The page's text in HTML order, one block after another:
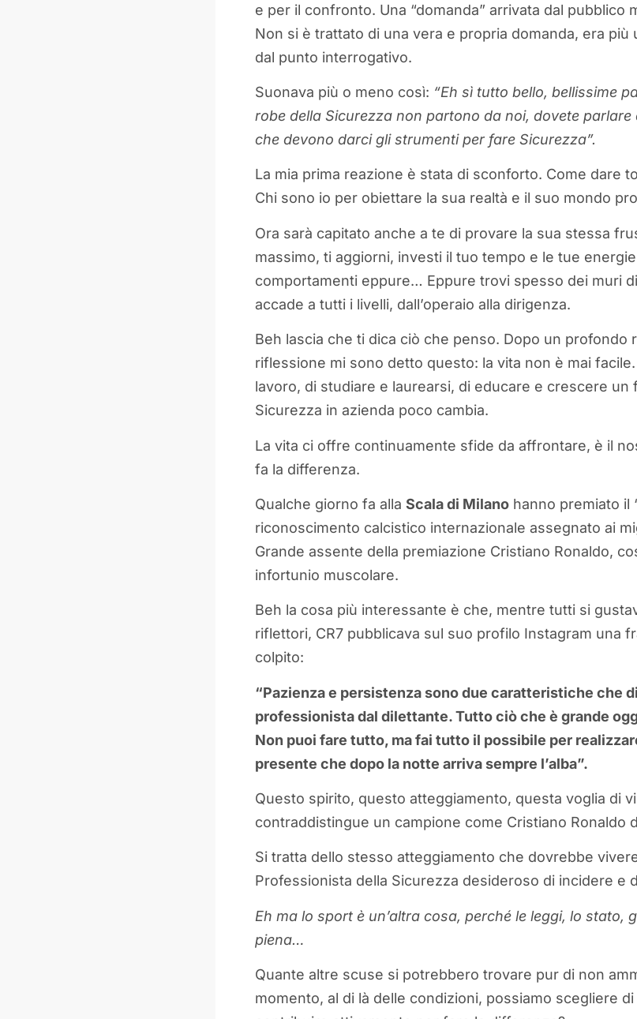
e per il confronto. Una “domanda” arrivata dal pubblico
Non si è trattato di una vera e propria domanda, era più
dal punto interrogativo.
Suonava più o meno così: “Eh sì tutto bello, bellissime
robe della Sicurezza non partono da noi, dovete
che devono darci gli strumenti per fare Sicurezza”.
La mia prima reazione è stata di sconforto. Come dare
Chi sono io per obiettare la sua realtà e il suo mondo
Ora sarà capitato anche a te di provare la sua stessa
massimo, ti aggiorni, investi il tuo tempo e le tue
comportamenti eppure… Eppure trovi spesso dei muri
accade a tutti i livelli, dall’operaio alla dirigenza.
Beh lascia che ti dica ciò che penso. Dopo un profondo
riflessione mi sono detto questo: la vita non è mai
lavoro, di studiare e laurearsi, di educare e crescere un
Sicurezza in azienda poco cambia.
La vita ci offre continuamente sfide da affrontare, è il
fa la differenza.
Qualche giorno fa alla Scala di Milano hanno premiato il
riconoscimento calcistico internazionale assegnato ai
Grande assente della premiazione Cristiano Ronaldo,
infortunio muscolare.
Beh la cosa più interessante è che, mentre tutti si
riflettori, CR7 pubblicava sul suo profilo Instagram una
colpito:
“Pazienza e persistenza sono due caratteristiche che
professionista dal dilettante. Tutto ciò che è grande
Non puoi fare tutto, ma fai tutto il possibile per
presente che dopo la notte arriva sempre l’alba”.
Questo spirito, questo atteggiamento, questa voglia di
contraddistingue un campione come Cristiano Ronaldo
Si tratta dello stesso atteggiamento che dovrebbe
Professionista della Sicurezza desideroso di incidere e
Eh ma lo sport è un’altra cosa, perché le leggi, lo stato,
piena…
Quante altre scuse si potrebbero trovare pur di non
momento, al di là delle condizioni, possiamo scegliere